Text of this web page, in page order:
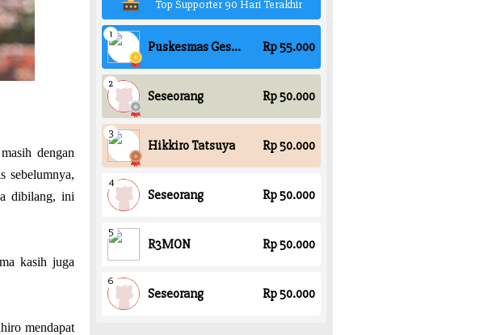
dengan
sebelumnya,
dibilang, ini
kasih juga
mendapat